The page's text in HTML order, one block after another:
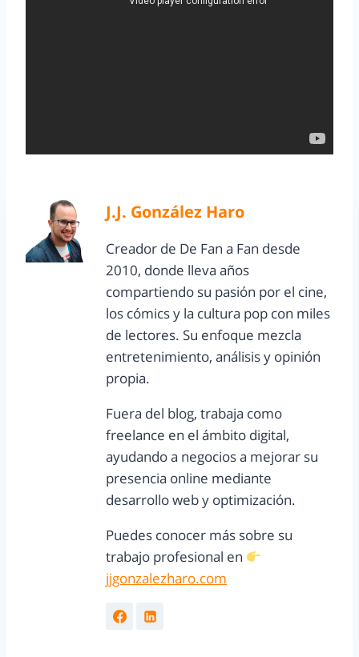
J.J. González Haro
Creador de De Fan a Fan desde
2010, donde lleva años
compartiendo su pasión por el cine,
los cómics y la cultura pop con miles
de lectores. Su enfoque mezcla
entretenimiento, análisis y opinión
propia.
Fuera del blog, trabaja como
freelance en el ámbito digital,
ayudando a negocios a mejorar su
presencia online mediante
desarrollo web y optimización.
Puedes conocer más sobre su
trabajo profesional en
jjgonzalezharo.com